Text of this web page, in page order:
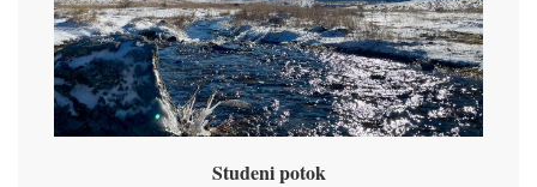
Studeni potok